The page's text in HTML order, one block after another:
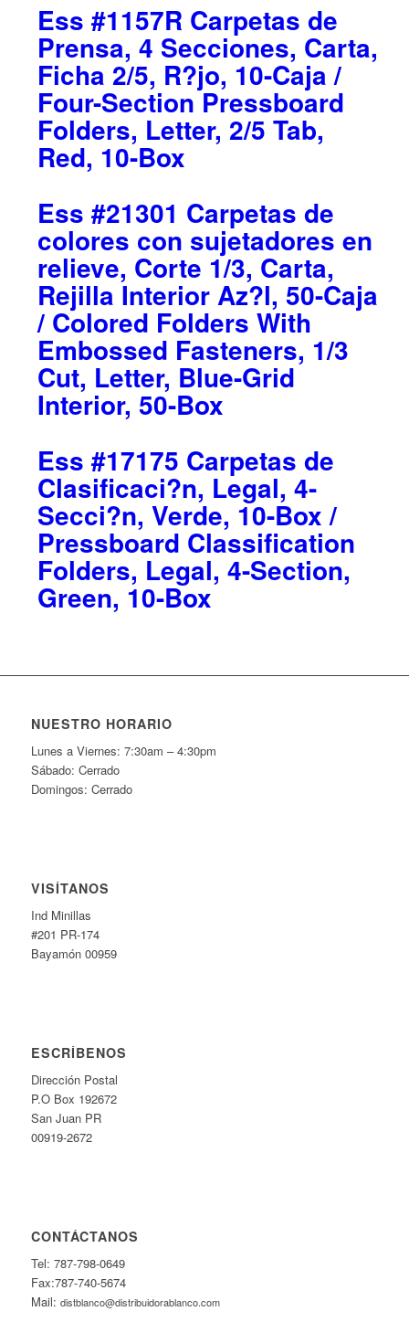
Ess #1157R Carpetas de
Prensa, 4 Secciones, Carta,
Ficha 2/5, R?jo, 10-Caja /
Four-Section Pressboard
Folders, Letter, 2/5 Tab,
Red, 10-Box
Ess #21301 Carpetas de
colores con sujetadores en
relieve, Corte 1/3, Carta,
Rejilla Interior Az?l, 50-Caja
/ Colored Folders With
Embossed Fasteners, 1/3
Cut, Letter, Blue-Grid
Interior, 50-Box
Ess #17175 Carpetas de
Clasificaci?n, Legal, 4-
Secci?n, Verde, 10-Box /
Pressboard Classification
Folders, Legal, 4-Section,
Green, 10-Box
NUESTRO HORARIO
Lunes a Viernes: 7:30am – 4:30pm
Sábado: Cerrado
Domingos: Cerrado
VISÍTANOS
Ind Minillas
#201 PR-174
Bayamón 00959
ESCRÍBENOS
Dirección Postal
P.O Box 192672
San Juan PR
00919-2672
CONTÁCTANOS
Tel: 787-798-0649
Fax:787-740-5674
Mail: distblanco@distribuidorablanco.com